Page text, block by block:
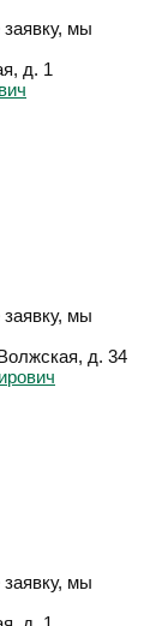
мы
д. 1
мы
д. 34
мы